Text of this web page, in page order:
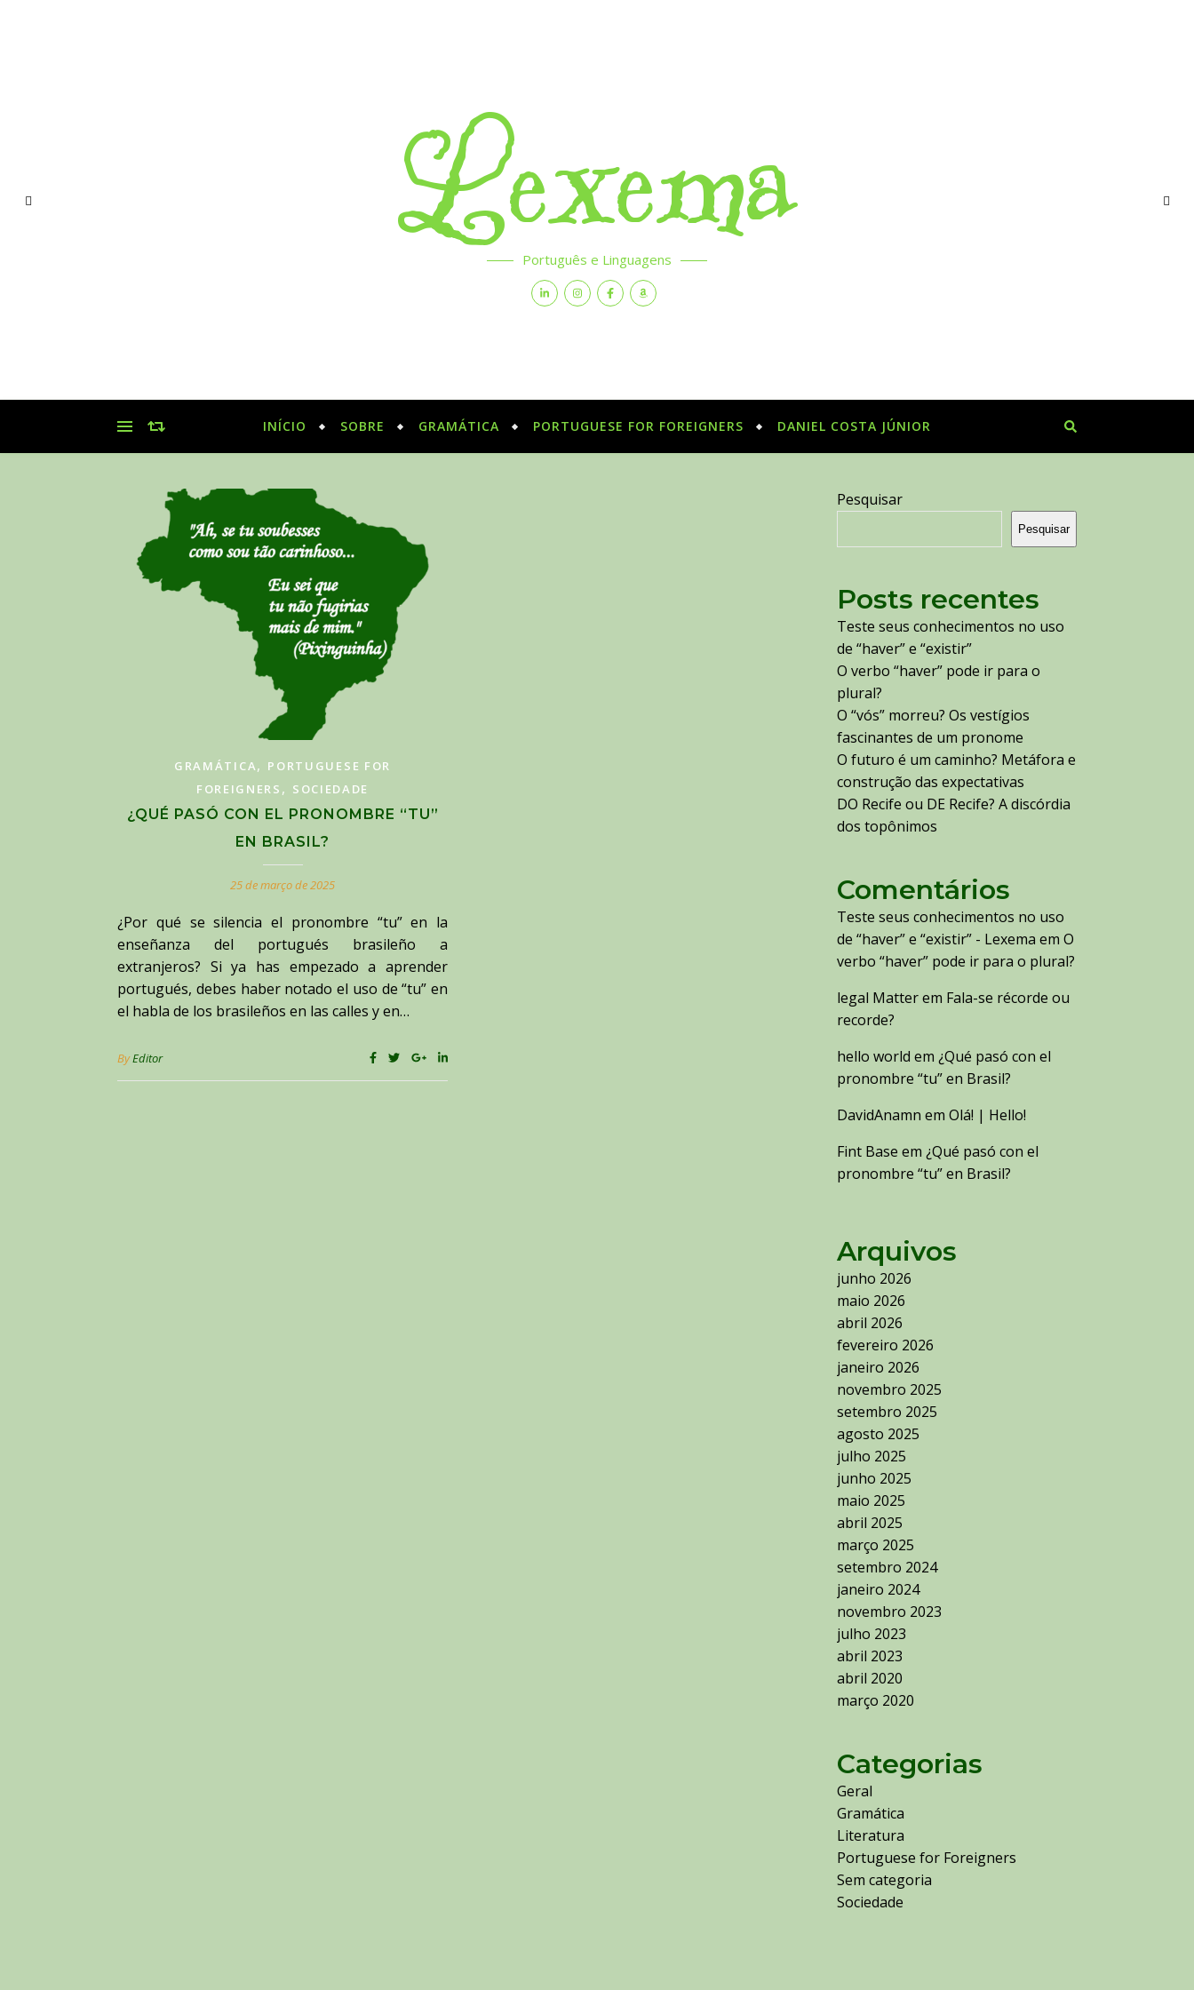
Lexema
Português e Linguagens
INÍCIO SOBRE GRAMÁTICA PORTUGUESE FOR FOREIGNERS DANIEL COSTA JÚNIOR
GRAMÁTICA, PORTUGUESE FOR
FOREIGNERS , SOCIEDADE
¿QUÉ PASÓ CON EL PRONOMBRE “TU”
EN BRASIL?
25 de março de 2025
¿Por qué se silencia el pronombre “tu” en la
enseñanza del portugués brasileño a
extranjeros? Si ya has empezado a aprender
portugués, debes haber notado el uso de “tu” en
el habla de los brasileños en las calles y en…
ByEditor
Pesquisar
Pesquisar
Posts recentes
Teste seus conhecimentos no uso
de “haver” e “existir”
O verbo “haver” pode ir para o
plural?
O “vós” morreu? Os vestígios
fascinantes de um pronome
O futuro é um caminho? Metáfora e
construção das expectativas
DO Recife ou DE Recife? A discórdia
dos topônimos
Comentários
Teste seus conhecimentos no uso
de “haver” e “existir” - Lexema em O
verbo “haver” pode ir para o plural?
legal Matterem Fala-se récorde ou
recorde?
hello world em ¿Qué pasó con el
pronombre “tu” en Brasil?
DavidAnamn em Olá! | Hello!
Fint Base em ¿Qué pasó con el
pronombre “tu” en Brasil?
Arquivos
junho 2026
maio 2026
abril 2026
fevereiro 2026
janeiro 2026
novembro 2025
setembro 2025
agosto 2025
julho 2025
junho 2025
maio 2025
abril 2025
março 2025
setembro 2024
janeiro 2024
novembro 2023
julho 2023
abril 2023
abril 2020
março 2020
Categorias
Geral
Gramática
Literatura
Portuguese for Foreigners
Sem categoria
Sociedade